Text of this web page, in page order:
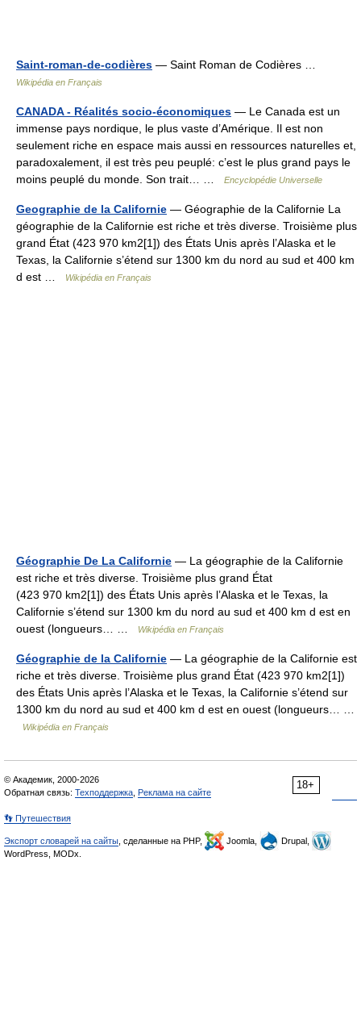
Saint-roman-de-codières — Saint Roman de Codières …
Wikipédia en Français
CANADA - Réalités socio-économiques — Le Canada est un
immense pays nordique, le plus vaste d’Amérique. Il est non
seulement riche en espace mais aussi en ressources naturelles et,
paradoxalement, il est très peu peuplé: c’est le plus grand pays le
moins peuplé du monde. Son trait… …
Encyclopédie Universelle
Geographie de la Californie — Géographie de la Californie La
géographie de la Californie est riche et très diverse. Troisième plus
grand État (423 970 km2[1]) des États Unis après l’Alaska et le
Texas, la Californie s’étend sur 1300 km du nord au sud et 400 km
d est …
Wikipédia en Français
Géographie De La Californie — La géographie de la Californie
est riche et très diverse. Troisième plus grand État
(423 970 km2[1]) des États Unis après l’Alaska et le Texas, la
Californie s’étend sur 1300 km du nord au sud et 400 km d est en
ouest (longueurs… …
Wikipédia en Français
Géographie de la Californie — La géographie de la Californie est
riche et très diverse. Troisième plus grand État (423 970 km2[1])
des États Unis après l’Alaska et le Texas, la Californie s’étend sur
1300 km du nord au sud et 400 km d est en ouest (longueurs… …
Wikipédia en Français
18+
© Академик, 2000-2026
Обратная связь: Техподдержка Реклама на сайте
👣 Путешествия
Экспорт словарей на сайты , сделанные на PHP, Joomla,
Drupal,
WordPress, MODx.